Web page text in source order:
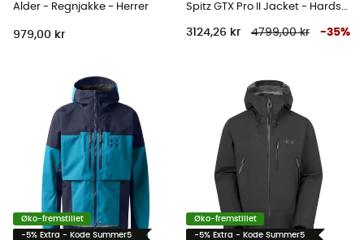
Alder - Regnjakke - Herrer
979,00 kr
Spitz GTX Pro II Jacket - Hardshell jakke - Herrer
3124,26 kr 4799,00 kr -35%
Øko-fremstillet
-5% Extra - Kode Summer5
Øko-fremstillet
-5% Extra - Kode Summer5